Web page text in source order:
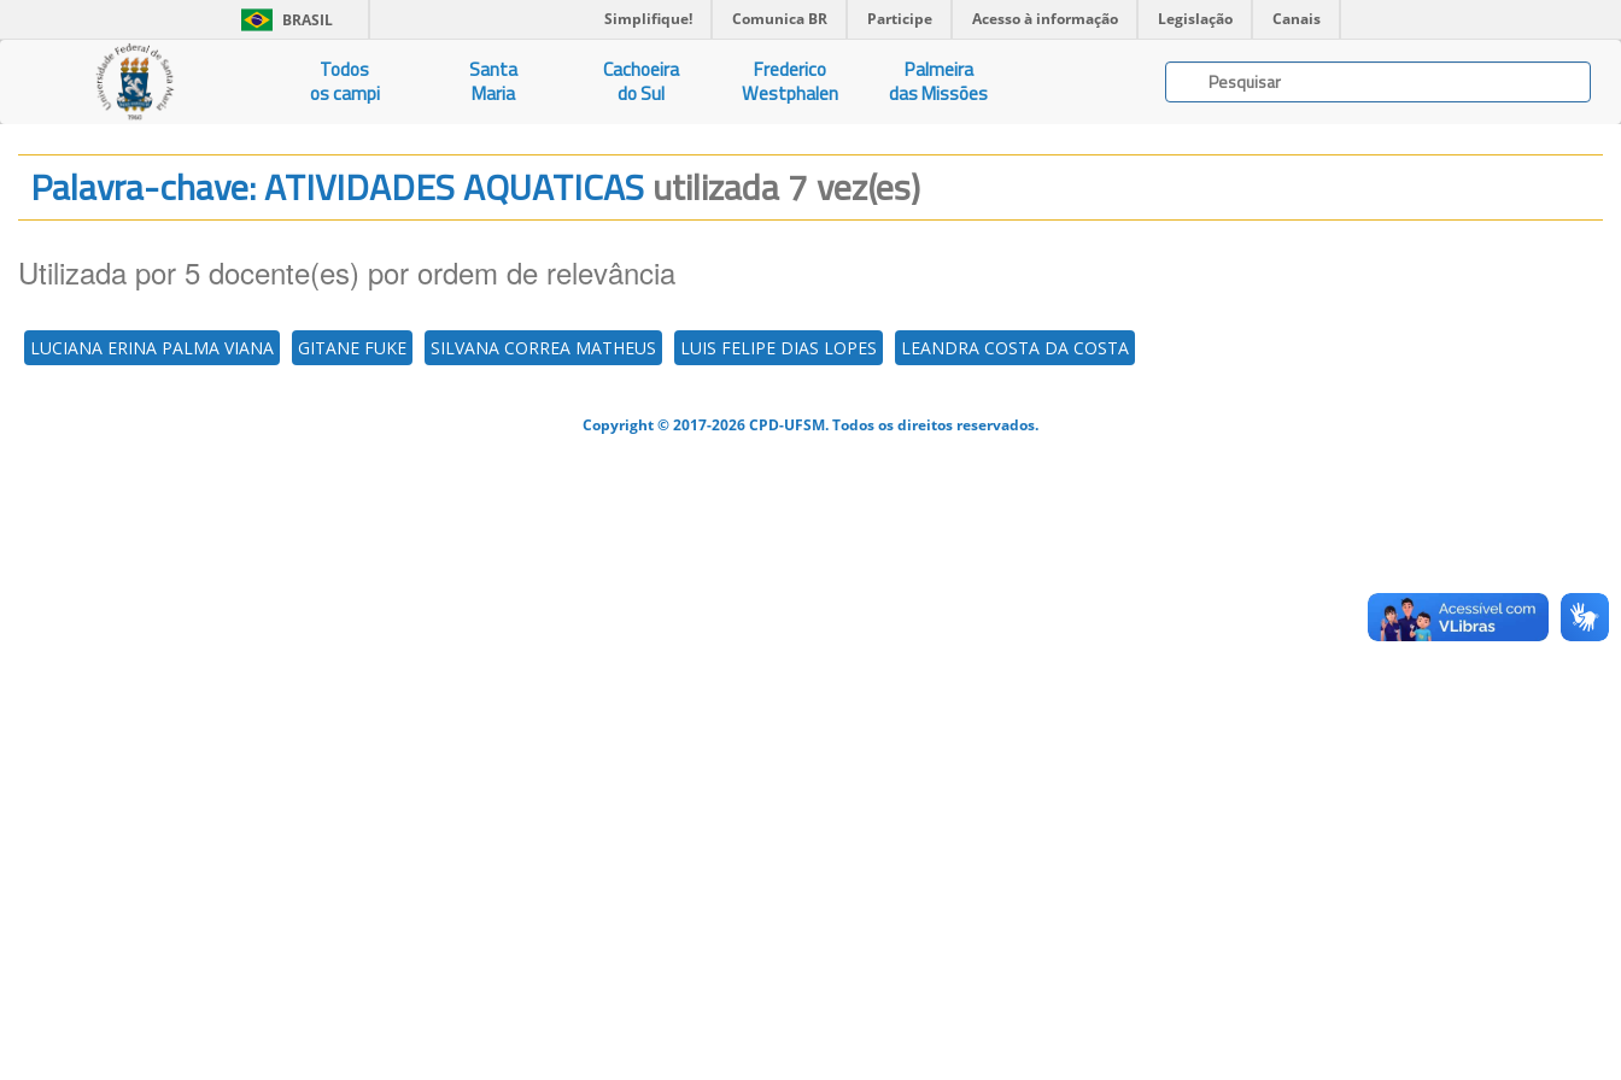
BRASIL Simplifique! Comunica BR Participe Acesso à informação Legislação Canais
Todos
os campi
Santa
Maria
Cachoeira
do Sul
Frederico
Westphalen
Palmeira
das Missões
Palavra-chave: ATIVIDADES AQUATICASutilizada 7 vez(es)
Utilizada por 5 docente(es) por ordem de relevância
LUCIANA ERINA PALMA VIANA GITANE FUKE SILVANA CORREA MATHEUS LUIS FELIPE DIAS LOPES LEANDRA COSTA DA COSTA
Copyright © 2017-2026 CPD-UFSM. Todos os direitos reservados.